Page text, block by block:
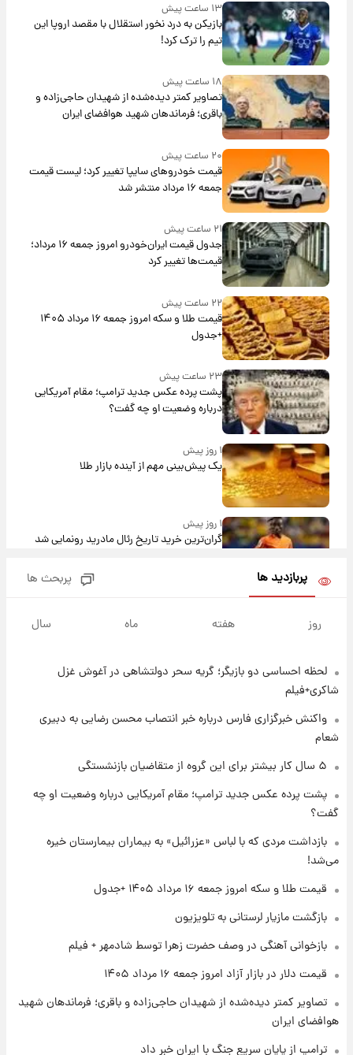
۱۳ ساعت پیش
بازیکن به درد نخور استقلال با مقصد اروپا این
تیم را ترک کرد!
۱۸ ساعت پیش
تصاویر کمتر دیده‌شده از شهیدان حاجی‌زاده و
باقری؛ فرماندهان شهید هوافضای ایران
۲۰ ساعت پیش
قیمت خودروهای سایپا تغییر کرد؛ لیست قیمت
جمعه ۱۶ مرداد منتشر شد
۲۱ ساعت پیش
جدول قیمت ایران‌خودرو امروز جمعه ۱۶ مرداد؛
قیمت‌ها تغییر کرد
۲۲ ساعت پیش
قیمت طلا و سکه امروز جمعه ۱۶ مرداد ۱۴۰۵
+جدول
۲۳ ساعت پیش
پشت پرده عکس جدید ترامپ؛ مقام آمریکایی
درباره وضعیت او چه گفت؟
۱ روز پیش
یک پیش‌بینی مهم از آینده بازار طلا
۱ روز پیش
گران‌ترین خرید تاریخ رئال مادرید رونمایی شد
روزها پربارش‌تر خواهند بود؟
۱ روز پیش
جزئیات فعال‌سازی «کیف پول ایران» اعلام
شد+فیلم
تغییر تند قیمت محصولات ایران‌خودرو و سایپا
امروز پنجشنبه ۱۵ مرداد ۱۴۰۵ +جدول
۱ روز پیش
قیمت طلا و سکه امروز پنجشنبه ۱۵ مرداد ۱۴۰۵
۱ روز پیش
شارژ جدید کالابرگ برای سه دهک؛ جزئیات اعلام
شد
پربازدید ها پربحث ها
روز هفته ماه سال
لحظه احساسی دو بازیگر؛ گریه سحر دولتشاهی در آغوش غزل
شاکری+فیلم
واکنش خبرگزاری فارس درباره خبر انتصاب محسن رضایی به دبیری
شعام
۵ سال کار بیشتر برای این گروه از متقاضیان بازنشستگی
پشت پرده عکس جدید ترامپ؛ مقام آمریکایی درباره وضعیت او چه
گفت؟
بازداشت مردی که با لباس «عزرائیل» به بیماران بیمارستان خیره
می‌شد!
قیمت طلا و سکه امروز جمعه ۱۶ مرداد ۱۴۰۵ +جدول
بازگشت مازیار لرستانی به تلویزیون
بازخوانی آهنگی در وصف حضرت زهرا توسط شادمهر + فیلم
قیمت دلار در بازار آزاد امروز جمعه ۱۶ مرداد ۱۴۰۵
تصاویر کمتر دیده‌شده از شهیدان حاجی‌زاده و باقری؛ فرماندهان شهید
هوافضای ایران
ترامپ از پایان سریع جنگ با ایران خبر داد